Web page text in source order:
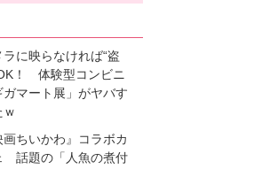
ラに映らなければ“盗
！ 体験型コンビニ
ガマート展」がヤバす
ｗ
画ちいかわ』コラボカ
話題の「人魚の煮付